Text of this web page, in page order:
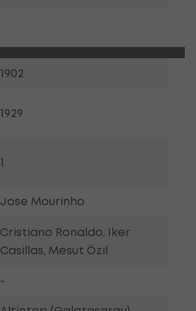
1902
1929
1.
Jose Mourinho
Cristiano Ronaldo, Iker
Casillas, Mesut Özil
-